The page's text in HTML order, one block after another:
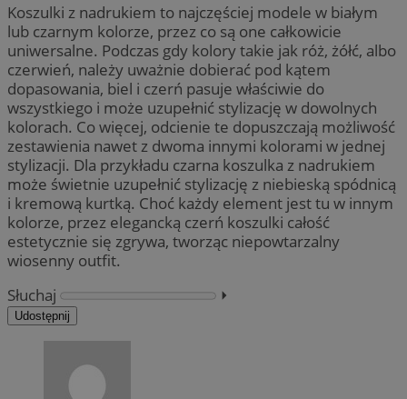
Koszulki z nadrukiem to najczęściej modele w białym
lub czarnym kolorze, przez co są one całkowicie
uniwersalne. Podczas gdy kolory takie jak róż, żółć, albo
czerwień, należy uważnie dobierać pod kątem
dopasowania, biel i czerń pasuje właściwie do
wszystkiego i może uzupełnić stylizację w dowolnych
kolorach. Co więcej, odcienie te dopuszczają możliwość
zestawienia nawet z dwoma innymi kolorami w jednej
stylizacji. Dla przykładu czarna koszulka z nadrukiem
może świetnie uzupełnić stylizację z niebieską spódnicą
i kremową kurtką. Choć każdy element jest tu w innym
kolorze, przez elegancką czerń koszulki całość
estetycznie się zgrywa, tworząc niepowtarzalny
wiosenny outfit.
Słuchaj
⏵︎
Udostępnij